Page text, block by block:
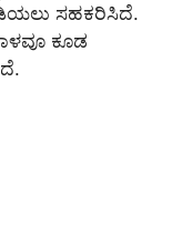
ಸಹಕರಿಸಿದೆ.
ಕೂಡ